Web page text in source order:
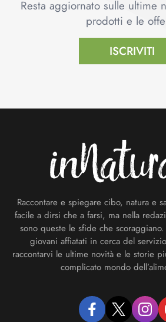
Resta aggiornato sulle ultime
prodotti e le
ISCRIVITI
Raccontare e spiegare cibo, natura e
facile a dirsi che a farsi, ma nella
sono queste le sfide che
giovani affiatati in cerca del
raccontarvi le ultime novità e le storie
complicato mondo
facebooktwitter